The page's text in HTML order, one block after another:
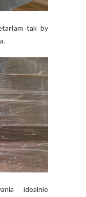
tak by
idealnie